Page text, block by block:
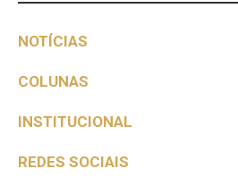
NOTÍCIAS
COLUNAS
INSTITUCIONAL
REDES SOCIAIS